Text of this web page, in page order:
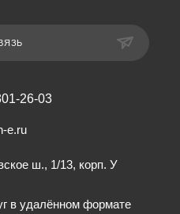
26-03
e.ru
ш., 1/13, корп. У
в удалённом формате